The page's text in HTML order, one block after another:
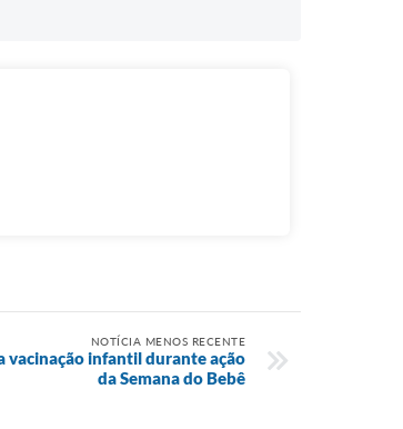
NOTÍCIA MENOS RECENTE
vacinação infantil durante ação
da Semana do Bebê